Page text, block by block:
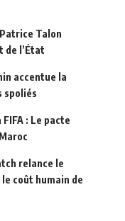
Talon
de l’État
accentue la
spoliés
: Le pacte
relance le
coût humain de